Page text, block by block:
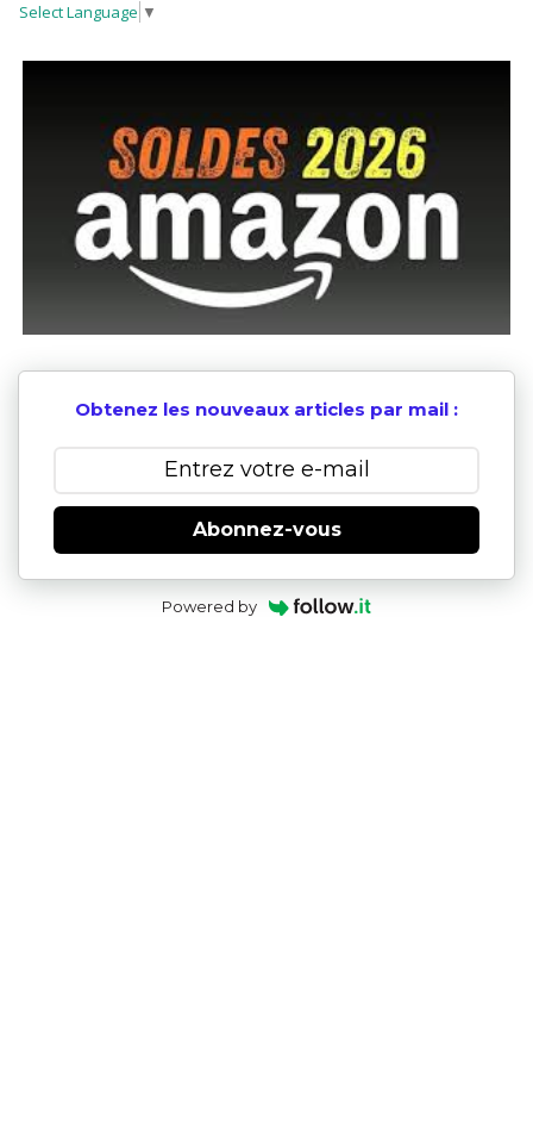
Select Language ▼
Obtenez les nouveaux articles par mail :
Abonnez-vous
Powered by